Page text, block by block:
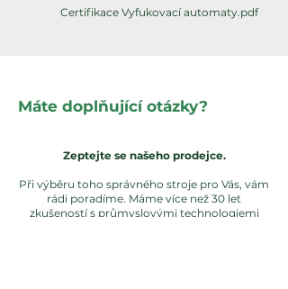
Certifikace Vyfukovací automaty.pdf
Máte doplňující otázky?
Zeptejte se našeho prodejce.
Při výběru toho správného stroje pro Vás, vám
rádi poradíme. Máme více než 30 let
zkušeností s průmyslovými technologiemi